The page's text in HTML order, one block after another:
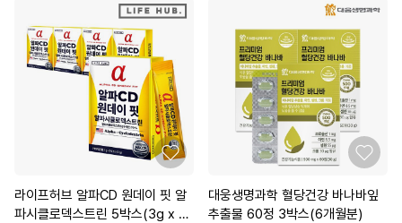
라이프허브 알파CD 원데이 핏 알
파시클로덱스트린 5박스(3g x 7
대웅생명과학 혈당건강 바나바잎
추출물 60정 3박스(6개월분)